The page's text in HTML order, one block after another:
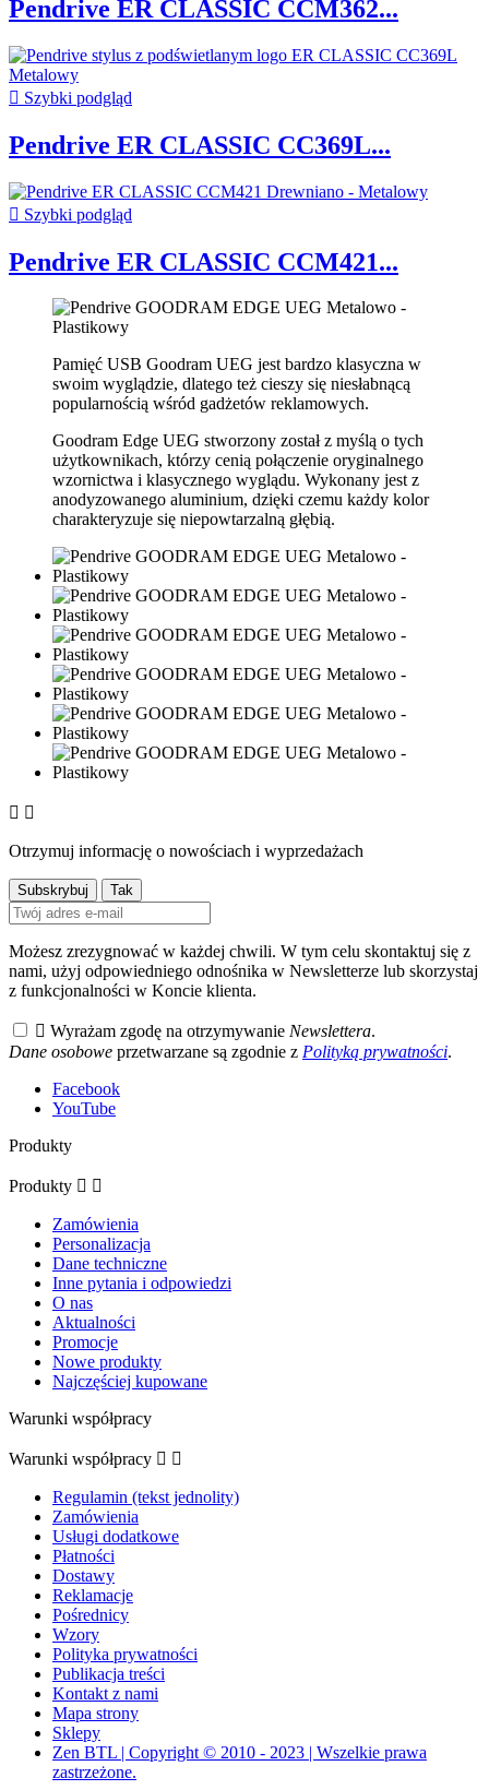
Pendrive ER CLASSIC CCM362...
 Szybki podgląd
Pendrive ER CLASSIC CC369L...
 Szybki podgląd
Pendrive ER CLASSIC CCM421...
Pamięć USB Goodram UEG jest bardzo klasyczna w
swoim wyglądzie, dlatego też cieszy się niesłabnącą
popularnością wśród gadżetów reklamowych.
Goodram Edge UEG stworzony został z myślą o tych
użytkownikach, którzy cenią połączenie oryginalnego
wzornictwa i klasycznego wyglądu. Wykonany jest z
anodyzowanego aluminium, dzięki czemu każdy kolor
charakteryzuje się niepowtarzalną głębią.
 
Otrzymuj informację o nowościach i wyprzedażach
Możesz zrezygnować w każdej chwili. W tym celu skontaktuj się z
nami, użyj odpowiedniego odnośnika w Newsletterze lub skorzystaj
z funkcjonalności w Koncie klienta.
 Wyrażam zgodę na otrzymywanie Newslettera.
Dane osobowe przetwarzane są zgodnie z Polityką prywatności.
Facebook
YouTube
Produkty
Produkty  
Zamówienia
Personalizacja
Dane techniczne
Inne pytania i odpowiedzi
O nas
Aktualności
Promocje
Nowe produkty
Najczęściej kupowane
Warunki współpracy
Warunki współpracy  
Regulamin (tekst jednolity)
Zamówienia
Usługi dodatkowe
Płatności
Dostawy
Reklamacje
Pośrednicy
Wzory
Polityka prywatności
Publikacja treści
Kontakt z nami
Mapa strony
Sklepy
Zen BTL | Copyright © 2010 - 2023 | Wszelkie prawa
zastrzeżone.